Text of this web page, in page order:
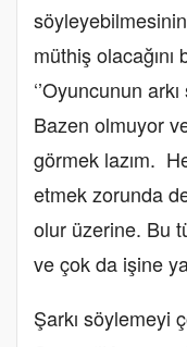
müthiş
‘’Oyuncunun
Bazen olmuyor
görmek lazım.
etmek zorunda
olur üzerine. Bu
ve çok da işine
Şarkı söylemeyi